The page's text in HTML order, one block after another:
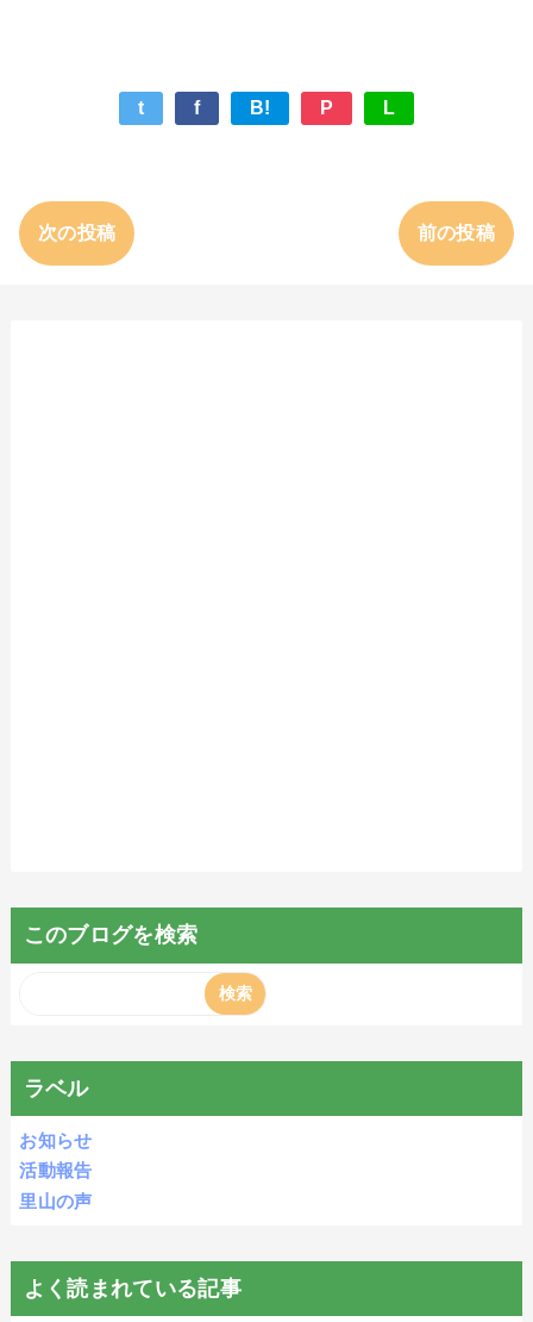
t f B! P L
次の投稿 前の投稿
このブログを検索
ラベル
お知らせ
活動報告
里山の声
よく読まれている記事